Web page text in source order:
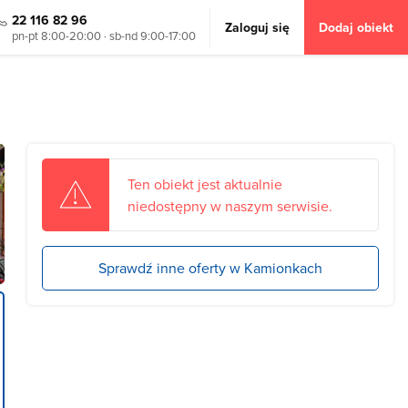
22 116 82 96
pn-pt 8:00-20:00 · sb-nd 9:00-17:00 Zaloguj się Dodaj obiekt
Ten obiekt jest aktualnie
niedostępny w naszym serwisie.
Sprawdź inne oferty w Kamionkach